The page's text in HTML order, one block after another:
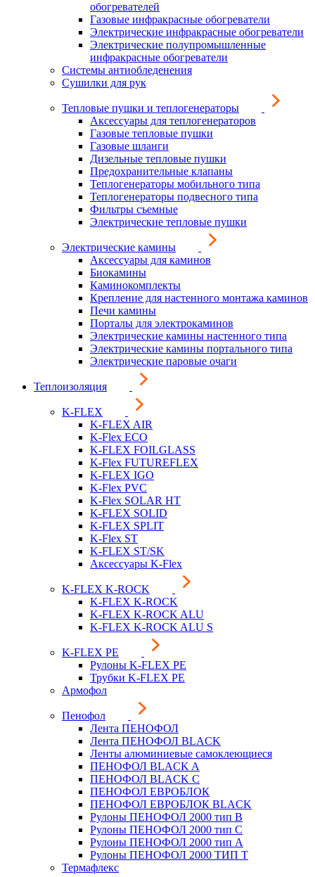
обогревателей
Газовые инфракрасные обогреватели
Электрические инфракрасные обогреватели
Электрические полупромышленные
инфракрасные обогреватели
Системы антиобледенения
Сушилки для рук
Тепловые пушки и теплогенераторы
Аксессуары для теплогенераторов
Газовые тепловые пушки
Газовые шланги
Дизельные тепловые пушки
Предохранительные клапаны
Теплогенераторы мобильного типа
Теплогенераторы подвесного типа
Фильтры съемные
Электрические тепловые пушки
Электрические камины
Аксессуары для каминов
Биокамины
Каминокомплекты
Крепление для настенного монтажа каминов
Печи камины
Порталы для электрокаминов
Электрические камины настенного типа
Электрические камины портального типа
Электрические паровые очаги
Теплоизоляция
K-FLEX
K-FLEX AIR
K-Flex ECO
K-FLEX FOILGLASS
K-Flex FUTUREFLEX
K-FLEX IGO
K-Flex PVC
K-Flex SOLAR HT
K-FLEX SOLID
K-FLEX SPLIT
K-Flex ST
K-FLEX ST/SK
Аксессуары K-Flex
K-FLEX K-ROCK
K-FLEX K-ROCK
K-FLEX K-ROCK ALU
K-FLEX K-ROCK ALU S
K-FLEX PE
Рулоны K-FLEX PE
Трубки K-FLEX PE
Армофол
Пенофол
Лента ПЕНОФОЛ
Лента ПЕНОФОЛ BLACK
Ленты алюминиевые самоклеющиеся
ПЕНОФОЛ BLACK A
ПЕНОФОЛ BLACK С
ПЕНОФОЛ ЕВРОБЛОК
ПЕНОФОЛ ЕВРОБЛОК BLACK
Рулоны ПЕНОФОЛ 2000 тип B
Рулоны ПЕНОФОЛ 2000 тип C
Рулоны ПЕНОФОЛ 2000 тип А
Рулоны ПЕНОФОЛ 2000 ТИП Т
Термафлекс